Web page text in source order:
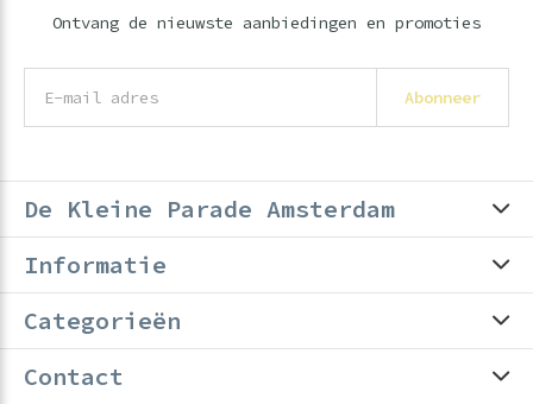
Ontvang de nieuwste aanbiedingen en promoties
Abonneer
De Kleine Parade Amsterdam
Informatie
Categorieën
Contact